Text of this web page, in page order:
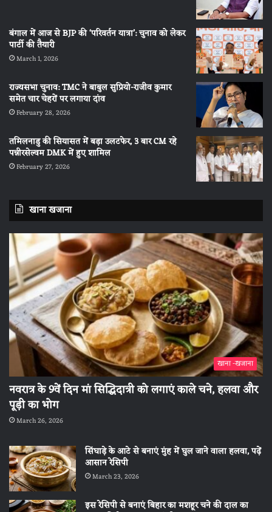
बंगाल में आज से BJP की ‘परिवर्तन यात्रा’: चुनाव को लेकर
पार्टी की तैयारी
March 1, 2026
राज्यसभा चुनाव: TMC ने बाबुल सुप्रियो-राजीव कुमार
समेत चार चेहरों पर लगाया दांव
February 28, 2026
तमिलनाडु की सियासत में बड़ा उलटफेर, 3 बार CM रहे
पन्नीरसेल्वम DMK में हुए शामिल
February 27, 2026
खाना खजाना
खाना -खजाना
नवरात्र के 9वें दिन मां सिद्धिदात्री को लगाएं काले चने, हलवा और
पूड़ी का भोग
March 26, 2026
सिंघाड़े के आटे से बनाएं मुंह में घुल जाने वाला हलवा, पढ़ें
आसान रेसिपी
March 23, 2026
इस रेसिपी से बनाएं बिहार का मशहूर चने की दाल का